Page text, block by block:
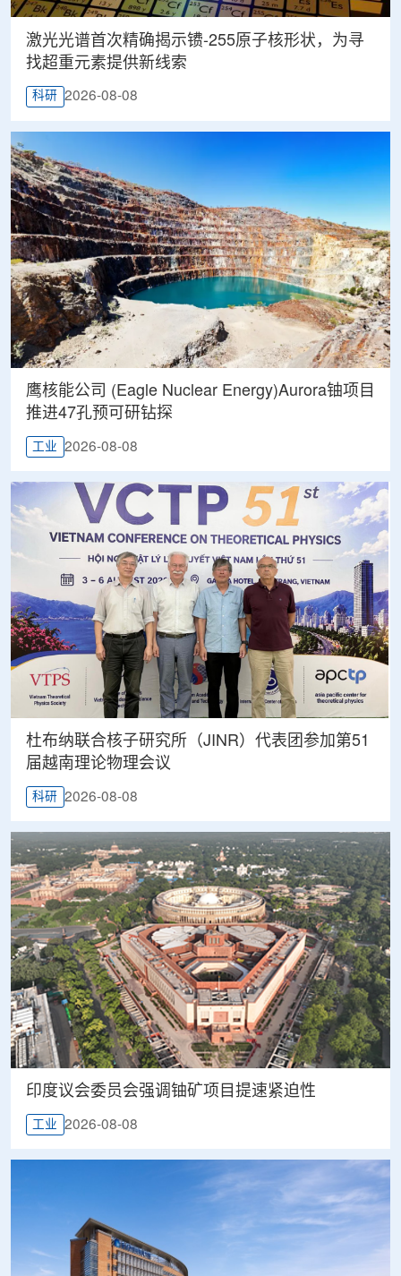
激光光谱首次精确揭示镄-255原子核形状，为寻
找超重元素提供新线索
科研 2026-08-08
鹰核能公司 (Eagle Nuclear Energy)Aurora铀项目
推进47孔预可研钻探
工业 2026-08-08
杜布纳联合核子研究所（JINR）代表团参加第51
届越南理论物理会议
科研 2026-08-08
印度议会委员会强调铀矿项目提速紧迫性
工业 2026-08-08